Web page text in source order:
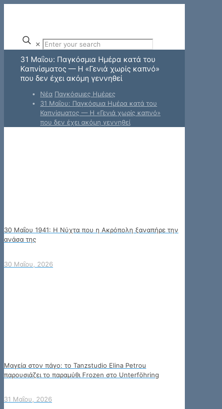
✕
31 Μαΐου: Παγκόσμια Ημέρα κατά του
Καπνίσματος — Η «Γενιά χωρίς καπνό»
που δεν έχει ακόμη γεννηθεί
Νέα Παγκόσμιες Ημέρες
31 Μαΐου: Παγκόσμια Ημέρα κατά του
Καπνίσματος — Η «Γενιά χωρίς καπνό»
που δεν έχει ακόμη γεννηθεί
30 Μαΐου 1941: Η Νύχτα που η Ακρόπολη ξαναπήρε την
ανάσα της
30 Μαΐου, 2026
Μαγεία στον πάγο: το Tanzstudio Elina Petrou
παρουσιάζει το παραμύθι Frozen στο Unterföhring
31 Μαΐου, 2026